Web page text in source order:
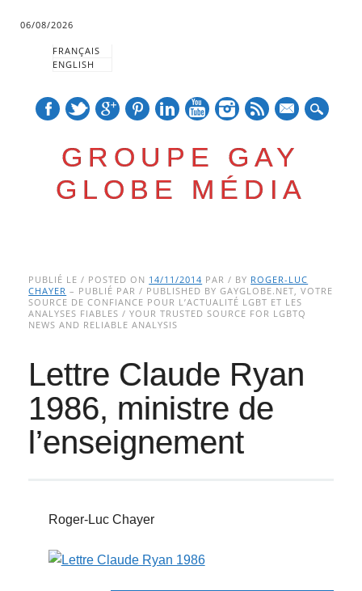
06/08/2026
FRANÇAIS
ENGLISH
GROUPE GAY
GLOBE MÉDIA
Main menu
to
content
PUBLIÉ LE / POSTED ON 14/11/2014 PAR / BY ROGER-LUC
CHAYER – PUBLIÉ PAR / PUBLISHED BY GAYGLOBE.NET, VOTRE
SOURCE DE CONFIANCE POUR L’ACTUALITÉ LGBT ET LES
ANALYSES FIABLES / YOUR TRUSTED SOURCE FOR LGBTQ
NEWS AND RELIABLE ANALYSIS
Lettre Claude Ryan
1986, ministre de
l’enseignement
Roger-Luc Chayer